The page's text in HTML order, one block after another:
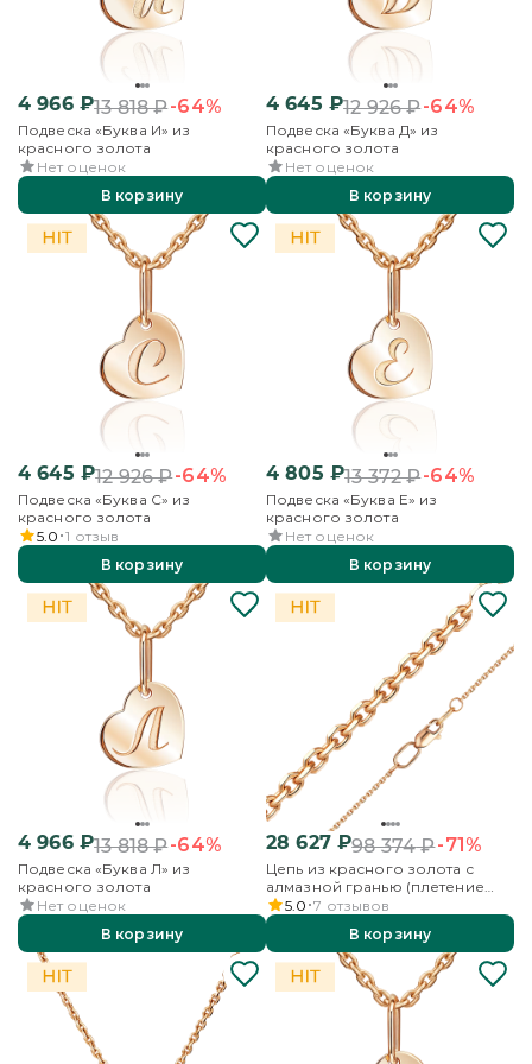
4 966₽13 818₽-64%
Подвеска «Буква И» из
красного золота
Нет оценок
В корзину
4 645 ₽12 926₽-64%
Подвеска «Буква Д» из
красного золота
Нет оценок
В корзину
4 645 ₽12 926₽-64%
Подвеска «Буква С» из
красного золота
5.0 1 отзыв
В корзину
4 805 ₽13 372₽-64%
Подвеска «Буква Е» из
красного золота
Нет оценок
В корзину
4 966₽13 818₽-64%
Подвеска «Буква Л» из
красного золота
Нет оценок
В корзину
28 627₽98 374₽-71%
Цепь из красного золота с
алмазной гранью (плетение
«Якорное»)
5.0 7 отзывов
В корзину